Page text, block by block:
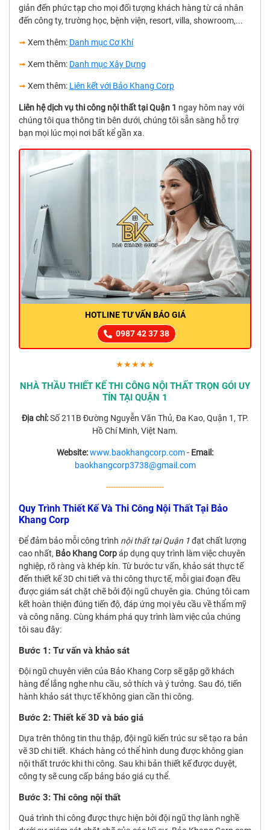
giản đến phức tạp cho mọi đối tượng khách hàng từ cá nhân
đến công ty, trường học, bệnh viện, resort, villa, showroom,...
➟ Xem thêm: Danh mục Cơ Khí
➟ Xem thêm: Danh mục Xây Dựng
➟ Xem thêm: Liên kết với Bảo Khang Corp
Liên hệ dịch vụ thi công nội thất tại Quận 1 ngay hôm nay với
chúng tôi qua thông tin bên dưới, chúng tôi sẵn sàng hỗ trợ
bạn mọi lúc mọi nơi bất kể gần xa.
HOTLINE TƯ VẤN BÁO GIÁ
0987 42 37 38
★★★★★
NHÀ THẦU THIẾT KẾ THI CÔNG NỘI THẤT TRỌN GÓI UY
TÍN TẠI QUẬN 1
Địa chỉ:Số 211B Đường Nguyễn Văn Thủ, Đa Kao, Quận 1, TP.
Hồ Chí Minh, Việt Nam.
Website:www.baokhangcorp.com- Email:
baokhangcorp3738@gmail.com
------------------------
Quy Trình Thiết Kế Và Thi Công Nội Thất Tại Bảo
Khang Corp
Để đảm bảo mỗi công trình nội thất tại Quận 1đạt chất lượng
cao nhất, Bảo Khang Corpáp dụng quy trình làm việc chuyên
nghiệp, rõ ràng và khép kín. Từ bước tư vấn, khảo sát thực tế
đến thiết kế 3D chi tiết và thi công thực tế, mỗi giai đoạn đều
được giám sát chặt chẽ bởi đội ngũ chuyên gia. Chúng tôi cam
kết hoàn thiện đúng tiến độ, đáp ứng mọi yêu cầu về thẩm mỹ
và công năng. Cùng khám phá quy trình làm việc của chúng
tôi sau đây:
Bước 1: Tư vấn và khảo sát
Đội ngũ chuyên viên của Bảo Khang Corp sẽ gặp gỡ khách
hàng để lắng nghe nhu cầu, sở thích và ý tưởng. Sau đó, tiến
hành khảo sát thực tế không gian cần thi công.
Bước 2: Thiết kế 3D và báo giá
Dựa trên thông tin thu thập, đội ngũ kiến trúc sư sẽ tạo ra bản
vẽ 3D chi tiết. Khách hàng có thể hình dung được không gian
nội thất trước khi thi công. Sau khi bản thiết kế được duyệt,
công ty sẽ cung cấp bảng báo giá cụ thể.
Bước 3: Thi công nội thất
Quá trình thi công được thực hiện bởi đội ngũ thợ lành nghề